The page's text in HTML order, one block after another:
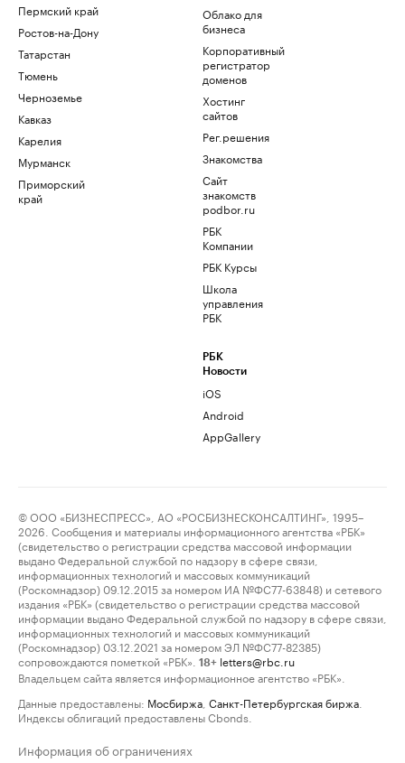
Пермский край
Ростов-на-Дону
Татарстан
Тюмень
Черноземье
Кавказ
Карелия
Мурманск
Приморский
край
Облако для
бизнеса
Корпоративный
регистратор
доменов
Хостинг
сайтов
Рег.решения
Знакомства
Сайт
знакомств
podbor.ru
РБК
Компании
РБК Курсы
Школа
управления
РБК
РБК
Новости
iOS
Android
AppGallery
© ООО «БИЗНЕСПРЕСС», АО «РОСБИЗНЕСКОНСАЛТИНГ», 1995–
2026. Сообщения и материалы информационного агентства «РБК»
(свидетельство о регистрации средства массовой информации
выдано Федеральной службой по надзору в сфере связи,
информационных технологий и массовых коммуникаций
(Роскомнадзор) 09.12.2015 за номером ИА №ФС77-63848) и сетевого
издания «РБК» (свидетельство о регистрации средства массовой
информации выдано Федеральной службой по надзору в сфере связи,
информационных технологий и массовых коммуникаций
(Роскомнадзор) 03.12.2021 за номером ЭЛ №ФС77-82385)
сопровождаются пометкой «РБК».
18+ letters@rbc.ru
Владельцем сайта является информационное агентство «РБК».
Данные предоставлены: Мосбиржа Санкт-Петербургская биржа
Индексы облигаций предоставлены Cbonds.
Информация об ограничениях